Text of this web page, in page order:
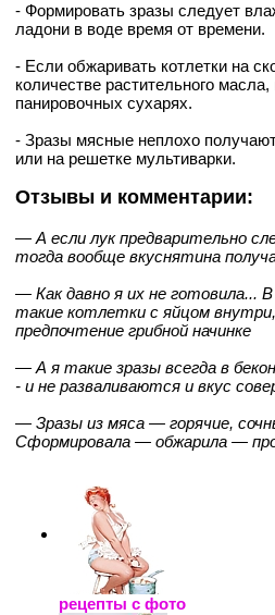
- Формировать зразы следует
ладони в воде время от времени.
- Если обжаривать котлетки на
количестве растительного
панировочных сухарях.
- Зразы мясные неплохо
или на решетке мультиварки.
Отзывы и комментарии:
— А если лук предварительно
тогда вообще вкуснятина
— Как давно я их не готовила...
такие котлетки с яйцом
предпочтение грибной начинке
— А я такие зразы всегда в
- и не разваливаются и вкус
— Зразы из мяса — горячие,
Сформировала — обжарила —
рецепты с фото